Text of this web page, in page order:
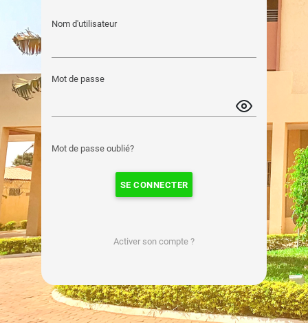
Nom d'utilisateur
Mot de passe
Mot de passe oublié?
SE CONNECTER
Activer son compte ?